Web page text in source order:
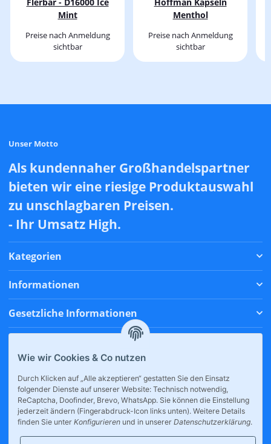
Mint
Preise nach Anmeldung
sichtbar
Menthol
Preise nach Anmeldung
sichtbar
Unser Motto
Als kundennaher Großhandelspartner
bieten wir eine riesige Produktauswahl
zu unschlagbaren Preisen.
- Ihr Umsatz High.
Kategorien
Informationen
Gesetzliche Informationen
* Alle Preise inkl. gesetzlicher USt., zzgl.Versand
Wie wir Cookies & Co nutzen
Durch Klicken auf „Alle akzeptieren“ gestatten Sie den Einsatz
folgender Dienste auf unserer Website: Technisch notwendig,
ReCaptcha, Doofinder, Brevo, WhatsApp. Sie können die Einstellung
jederzeit ändern (Fingerabdruck-Icon links unten). Weitere Details
finden Sie unter Konfigurieren und in unserer Datenschutzerklärung.